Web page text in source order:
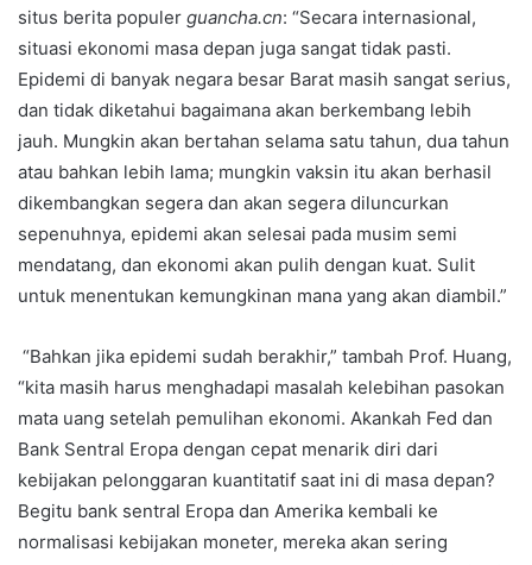
situs berita populer guancha.cn: “Secara internasional,
situasi ekonomi masa depan juga sangat tidak pasti.
Epidemi di banyak negara besar Barat masih sangat serius,
dan tidak diketahui bagaimana akan berkembang lebih
jauh. Mungkin akan bertahan selama satu tahun, dua tahun
atau bahkan lebih lama; mungkin vaksin itu akan berhasil
dikembangkan segera dan akan segera diluncurkan
sepenuhnya, epidemi akan selesai pada musim semi
mendatang, dan ekonomi akan pulih dengan kuat. Sulit
untuk menentukan kemungkinan mana yang akan diambil.”
“Bahkan jika epidemi sudah berakhir,” tambah Prof. Huang,
“kita masih harus menghadapi masalah kelebihan pasokan
mata uang setelah pemulihan ekonomi. Akankah Fed dan
Bank Sentral Eropa dengan cepat menarik diri dari
kebijakan pelonggaran kuantitatif saat ini di masa depan?
Begitu bank sentral Eropa dan Amerika kembali ke
normalisasi kebijakan moneter, mereka akan sering